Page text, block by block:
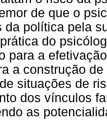
de que o
da política pela
do
para a
a construção
situações de
dos vínculos
as